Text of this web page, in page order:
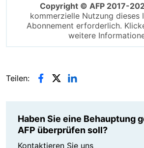
Copyright © AFP 2017-
kommerzielle Nutzung dieses
Abonnement erforderlich.
weitere
Teilen:
Haben Sie eine Behauptung
AFP überprüfen soll?
Kontaktieren Sie uns